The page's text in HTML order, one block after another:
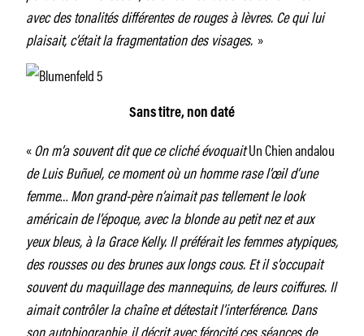
avec des tonalités différentes de rouges à lèvres. Ce qui lui
plaisait, c’était la fragmentation des visages. »
Sans titre, non daté
«On m’a souvent dit que ce cliché évoquaitUn Chien andalou
de Luis Buñuel, ce moment où un homme rase l’œil d’une
femme…Mon grand-père n’aimait pas tellement le look
américain de l’époque, avec la blonde au petit nez et aux
yeux bleus, à la Grace Kelly. Il préférait les femmes atypiques,
des rousses ou des brunes aux longs cous. Et il s’occupait
souvent du maquillage des mannequins, de leurs coiffures. Il
aimait contrôler la chaîne et détestait l’interférence. Dans
son autobiographie,il décrit avec férocité ces séances de